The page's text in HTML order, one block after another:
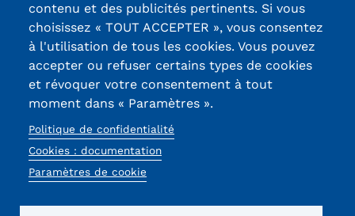
13, Rue Ernest
Thierry-Mieg
90010 BELFORT
Cedex
03 84 58 33 10
Réseaux
sociaux
contenu et des publicités pertinents. Si vous
choisissez « TOUT ACCEPTER », vous consentez
à l'utilisation de tous les cookies. Vous pouvez
accepter ou refuser certains types de cookies
et révoquer votre consentement à tout
moment dans « Paramètres ».
Politique de confidentialité
Cookies : documentation
Paramètres de cookie